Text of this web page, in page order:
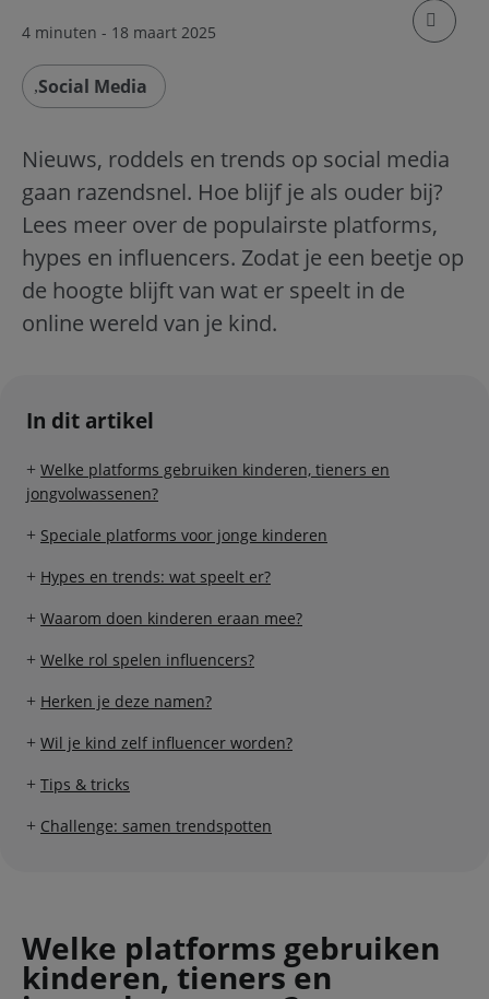
4 minuten - 18 maart 2025
klik om
Social Media
Nieuws, roddels en trends op social media
gaan razendsnel. Hoe blijf je als ouder bij?
Lees meer over de populairste platforms,
hypes en influencers. Zodat je een beetje op
de hoogte blijft van wat er speelt in de
online wereld van je kind.
In dit artikel
Welke platforms gebruiken kinderen, tieners en
jongvolwassenen?
Speciale platforms voor jonge kinderen
Hypes en trends: wat speelt er?
Waarom doen kinderen eraan mee?
Welke rol spelen influencers?
Herken je deze namen?
Wil je kind zelf influencer worden?
Tips & tricks
Challenge: samen trendspotten
Welke platforms gebruiken
kinderen, tieners en